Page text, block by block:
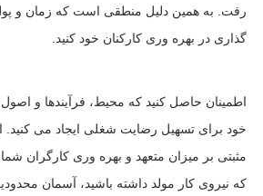
رفت. به همین دلیل منطقی است که زمان و
گذاری در بهره وری کارکنان خود کنید.
اطمینان حاصل کنید که محیط، فرآیندها و
خود برای تسهیل رضایت شغلی ایجاد می کنید.
مثبتی بر میزان متعهد و بهره وری کارگران
که نیروی کار مولد داشته باشید، آسمان